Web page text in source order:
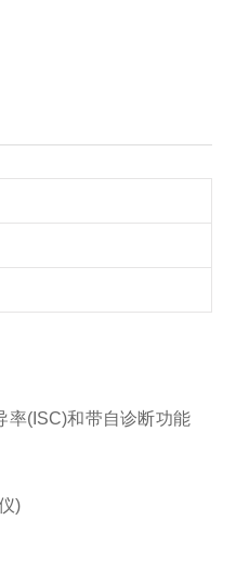
率(ISC)和带自诊断功能
)